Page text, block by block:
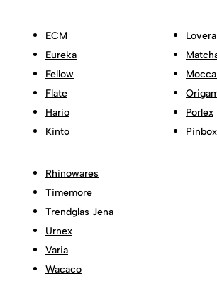
ECM
Eureka
Fellow
Flate
Hario
Kinto
Porlex
Pinbox
Rhinowares
Timemore
Trendglas Jena
Urnex
Varia
Wacaco